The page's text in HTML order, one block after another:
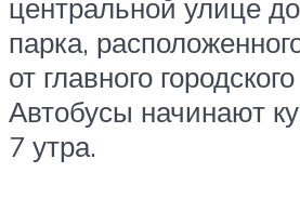
центральной улице до
парка,
от главного
Автобусы начинают
7 утра.